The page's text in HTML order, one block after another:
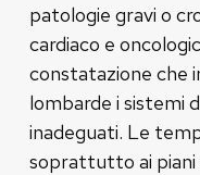
patologie gravi o
cardiaco e
constatazione che
lombarde i sistemi
inadeguati. Le
soprattutto ai piani